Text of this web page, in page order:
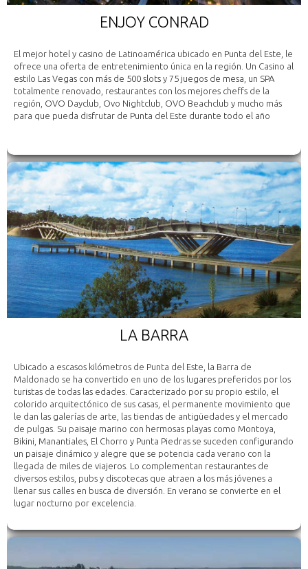
ENJOY CONRAD
El mejor hotel y casino de Latinoamérica ubicado en Punta del Este, le
ofrece una oferta de entretenimiento única en la región. Un Casino al
estilo Las Vegas con más de 500 slots y 75 juegos de mesa, un SPA
totalmente renovado, restaurantes con los mejores cheffs de la
región, OVO Dayclub, Ovo Nightclub, OVO Beachclub y mucho más
para que pueda disfrutar de Punta del Este durante todo el año
LA BARRA
Ubicado a escasos kilómetros de Punta del Este, la Barra de
Maldonado se ha convertido en uno de los lugares preferidos por los
turistas de todas las edades. Caracterizado por su propio estilo, el
colorido arquitectónico de sus casas, el permanente movimiento que
le dan las galerías de arte, las tiendas de antigüedades y el mercado
de pulgas. Su paisaje marino con hermosas playas como Montoya,
Bikini, Manantiales, El Chorro y Punta Piedras se suceden configurando
un paisaje dinámico y alegre que se potencia cada verano con la
llegada de miles de viajeros. Lo complementan restaurantes de
diversos estilos, pubs y discotecas que atraen a los más jóvenes a
llenar sus calles en busca de diversión. En verano se convierte en el
lugar nocturno por excelencia.